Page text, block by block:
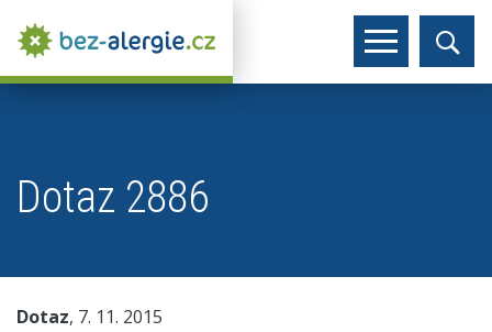
Dotaz 2886
Dotaz, 7. 11. 2015